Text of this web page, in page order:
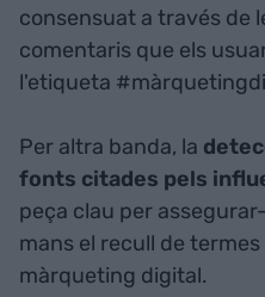
consensuat a través de
comentaris que els
l'etiqueta
Per altra banda, la
fonts citades pels
peça clau per
mans el recull de
màrqueting digital.